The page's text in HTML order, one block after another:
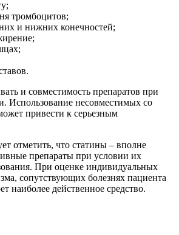
тромбоцитов;
и нижних конечностей;
и совместимость препаратов при
Использование несовместимых со
привести к серьезным
отметить, что статины – вполне
препараты при условии их
При оценке индивидуальных
сопутствующих болезнях пациента
наиболее действенное средство.